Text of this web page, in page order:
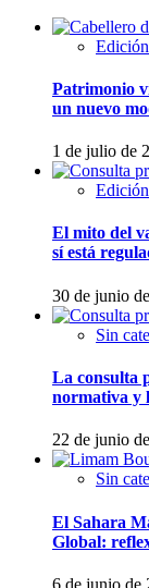
Patrimonio
un nuevo
1 de julio de
El mito del
sí está
30 de junio
Sin
La consulta
normativa y
22 de junio
Sin
El Sahara
Global:
6 de junio de